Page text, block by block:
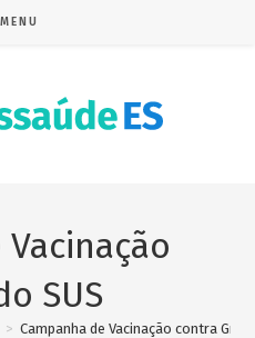
MENU
SUS
> Campanha de Vacinação contra